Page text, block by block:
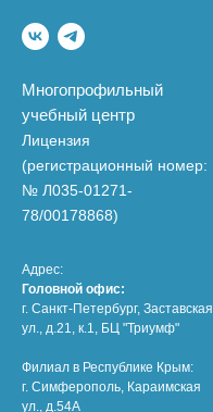
Многопрофильный
учебный центр
Лицензия
(регистрационный номер:
№ Л035-01271-
78/00178868)
Адрес:
Головной офис:
г. Санкт-Петербург, Заставская
ул., д.21, к.1, БЦ "Триумф"
Филиал в Республике Крым:
г. Симферополь, Караимская
ул., д.54А